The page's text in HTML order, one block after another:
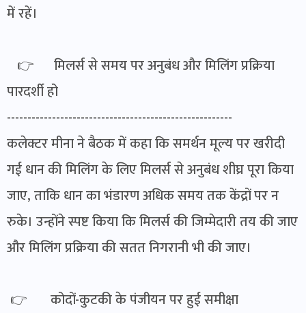
में रहें।
👉 मिलर्स से समय पर अनुबंध और मिलिंग प्रक्रिया
पारदर्शी हो
-------------------------------------------------------
कलेक्टर मीना ने बैठक में कहा कि समर्थन मूल्य पर खरीदी
गई धान की मिलिंग के लिए मिलर्स से अनुबंध शीघ्र पूरा किया
जाए, ताकि धान का भंडारण अधिक समय तक केंद्रों पर न
रुके। उन्होंने स्पष्ट किया कि मिलर्स की जिम्मेदारी तय की जाए
और मिलिंग प्रक्रिया की सतत निगरानी भी की जाए।
👉 कोदों-कुटकी के पंजीयन पर हुई समीक्षा